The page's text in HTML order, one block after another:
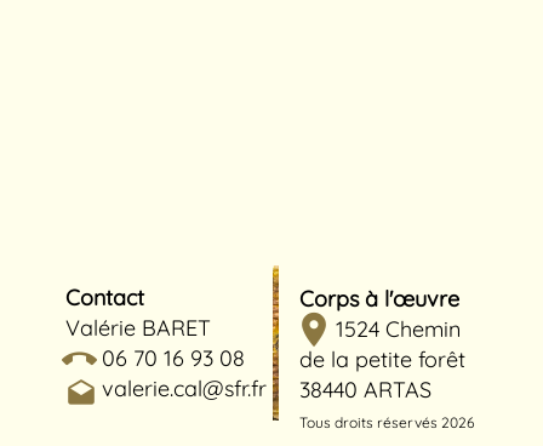
Corps à l'œuvre
1524 Chemin
de la petite forêt
38440 ARTAS
Tous droits réservés 2026
Contact
Valérie BARET
06 70 16 93 08
valerie.cal@sfr.fr
call_end
drafts
location_on